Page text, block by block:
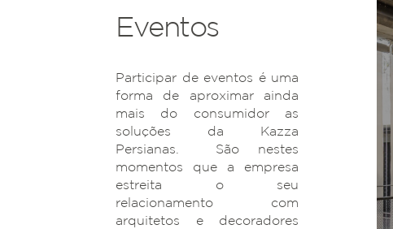
Eventos
Participar de eventos é uma
forma de aproximar ainda
mais do consumidor as
soluções da Kazza
Persianas. São nestes
momentos que a empresa
estreita o seu
relacionamento com
arquitetos e decoradores